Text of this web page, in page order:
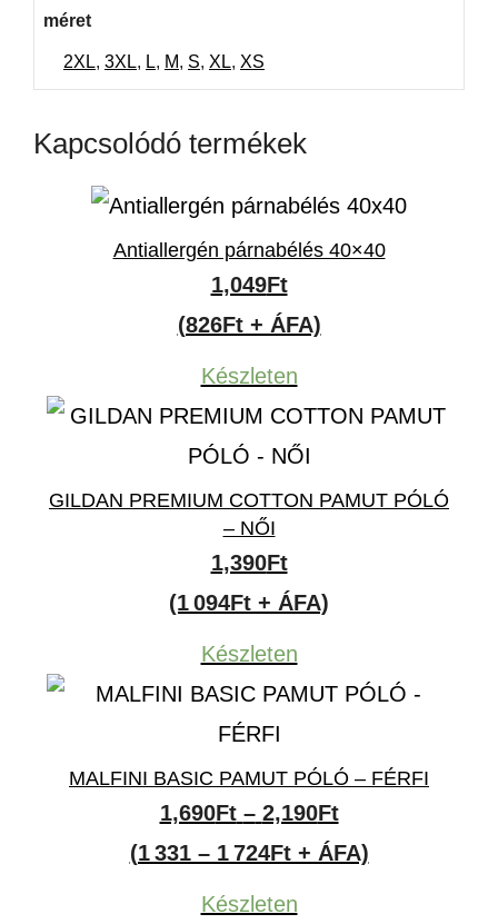
méret
2XL, 3XL, L, M, S, XL, XS
Kapcsolódó termékek
Antiallergén párnabélés 40×40
1,049Ft
(826Ft + ÁFA)
Készleten
GILDAN PREMIUM COTTON PAMUT PÓLÓ
– NŐI
1,390Ft
(1 094Ft + ÁFA)
Készleten
MALFINI BASIC PAMUT PÓLÓ – FÉRFI
1,690Ft – 2,190FtÁrtartomány:
1,690Ft
(1 331 – 1 724Ft + ÁFA)
Készleten